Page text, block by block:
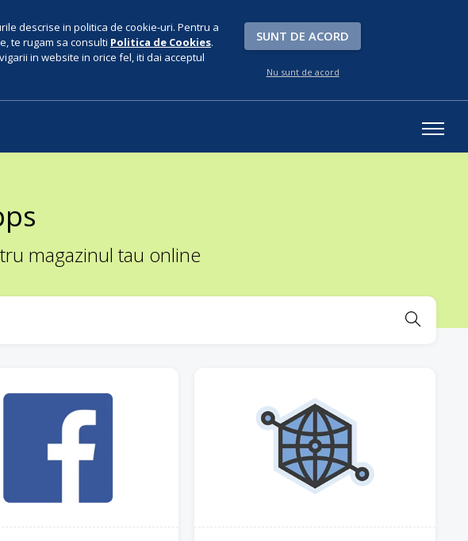
descrise in politica de cookie-uri. Pentru a
te rugam sa consulti Politica de Cookies.
in website in orice fel, iti dai acceptul
SUNT DE ACORD
Nu sunt de acord
magazinul tau online